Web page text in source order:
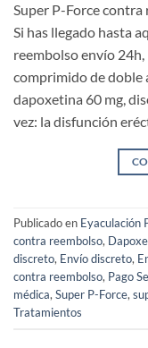
Super P-Force contra
Si has llegado hasta
reembolso envío
comprimido de doble
dapoxetina 60 mg,
vez: la disfunción
Publicado en Eyaculación
contra reembolso,
discreto, Envío discreto,
contra reembolso, Pago
médica,Super P-Force,
Tratamientos